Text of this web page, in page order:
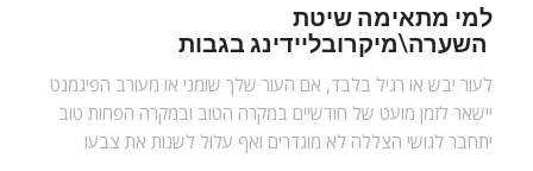
למי מתאימה שיטת
השערה\מיקרובליידינג
לעור יבש או רגיל בלבד, אם העור שלך שומני או מעורב הפיגמנט
יישאר לזמן מועט של חודשיים במקרה הטוב ובמקרה הפחות טוב
יתחבר לגושי הצללה לא מוגדרים ואף עלול לשנות את צבעו